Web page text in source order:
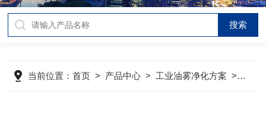
当前位置：首页 > 产品中心 > 工业油雾净化方案 > 工业